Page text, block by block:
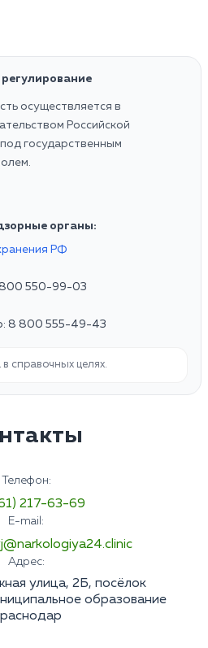
регулирование
осуществляется в
Российской
государственным
органы:
РФ
800 550-99-03
8 800 555-49-43
справочных целях.
Телефон:
217-63-69
E-mail:
Адрес:
улица, 2Б, посёлок
образование